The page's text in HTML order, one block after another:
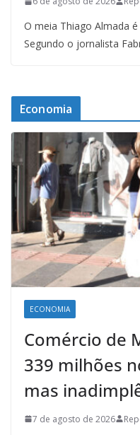
O meia Thiago Almada
Segundo o jornalista
Economia
ECONOMIA
Comércio de
339 milhões
mas
7 de agosto de 2026